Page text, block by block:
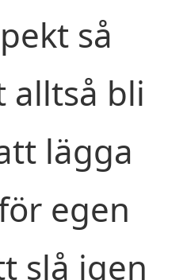
så
alltså bli
lägga
egen
slå igen